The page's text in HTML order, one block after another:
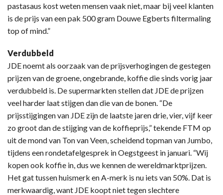
pastasaus kost weten mensen vaak niet, maar bij veel klanten
is de prijs van een pak 500 gram Douwe Egberts filtermaling
top of mind.”
Verdubbeld
JDE noemt als oorzaak van de prijsverhogingen de gestegen
prijzen van de groene, ongebrande, koffie die sinds vorig jaar
verdubbeld is. De supermarkten stellen dat JDE de prijzen
veel harder laat stijgen dan die van de bonen. “De
prijsstijgingen van JDE zijn de laatste jaren drie, vier, vijf keer
zo groot dan de stijging van de koffieprijs,” tekende FTM op
uit de mond van Ton van Veen, scheidend topman van Jumbo,
tijdens een rondetafelgesprek in Oegstgeest in januari. “Wij
kopen ook koffie in, dus we kennen de wereldmarktprijzen.
Het gat tussen huismerk en A-merk is nu iets van 50%. Dat is
merkwaardig, want JDE koopt niet tegen slechtere